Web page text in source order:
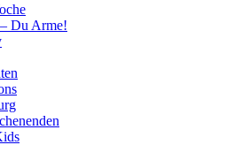
Du Arme!